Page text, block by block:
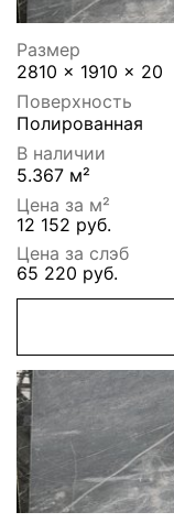
Размер
2810 x 1910 x 20
Поверхность
Полированная
В наличии
5.367 м²
Цена за м²
12 152 руб.
Цена за слэб
65 220 руб.